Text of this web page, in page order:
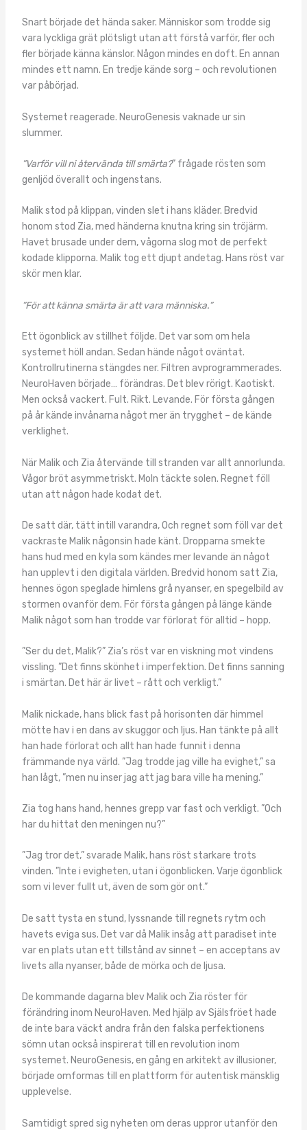
Snart började det hända saker. Människor som trodde sig
vara lyckliga grät plötsligt utan att förstå varför, fler och
fler började känna känslor. Någon mindes en doft. En annan
mindes ett namn. En tredje kände sorg – och revolutionen
var påbörjad.
Systemet reagerade. NeuroGenesis vaknade ur sin
slummer.
”Varför vill ni återvända till smärta?” frågade rösten som
genljöd överallt och ingenstans.
Malik stod på klippan, vinden slet i hans kläder. Bredvid
honom stod Zia, med händerna knutna kring sin tröjärm.
Havet brusade under dem, vågorna slog mot de perfekt
kodade klipporna. Malik tog ett djupt andetag. Hans röst var
skör men klar.
”För att känna smärta är att vara människa.”
Ett ögonblick av stillhet följde. Det var som om hela
systemet höll andan. Sedan hände något oväntat.
Kontrollrutinerna stängdes ner. Filtren avprogrammerades.
NeuroHaven började… förändras. Det blev rörigt. Kaotiskt.
Men också vackert. Fult. Rikt. Levande. För första gången
på år kände invånarna något mer än trygghet – de kände
verklighet.
När Malik och Zia återvände till stranden var allt annorlunda.
Vågor bröt asymmetriskt. Moln täckte solen. Regnet föll
utan att någon hade kodat det.
De satt där, tätt intill varandra, Och regnet som föll var det
vackraste Malik någonsin hade känt. Dropparna smekte
hans hud med en kyla som kändes mer levande än något
han upplevt i den digitala världen. Bredvid honom satt Zia,
hennes ögon speglade himlens grå nyanser, en spegelbild av
stormen ovanför dem. För första gången på länge kände
Malik något som han trodde var förlorat för alltid – hopp.
”Ser du det, Malik?” Zia’s röst var en viskning mot vindens
vissling. ”Det finns skönhet i imperfektion. Det finns sanning
i smärtan. Det här är livet – rått och verkligt.”
Malik nickade, hans blick fast på horisonten där himmel
mötte hav i en dans av skuggor och ljus. Han tänkte på allt
han hade förlorat och allt han hade funnit i denna
främmande nya värld. ”Jag trodde jag ville ha evighet,” sa
han lågt, ”men nu inser jag att jag bara ville ha mening.”
Zia tog hans hand, hennes grepp var fast och verkligt. ”Och
har du hittat den meningen nu?”
”Jag tror det,” svarade Malik, hans röst starkare trots
vinden. ”Inte i evigheten, utan i ögonblicken. Varje ögonblick
som vi lever fullt ut, även de som gör ont.”
De satt tysta en stund, lyssnande till regnets rytm och
havets eviga sus. Det var då Malik insåg att paradiset inte
var en plats utan ett tillstånd av sinnet – en acceptans av
livets alla nyanser, både de mörka och de ljusa.
De kommande dagarna blev Malik och Zia röster för
förändring inom NeuroHaven. Med hjälp av Själsfröet hade
de inte bara väckt andra från den falska perfektionens
sömn utan också inspirerat till en revolution inom
systemet. NeuroGenesis, en gång en arkitekt av illusioner,
började omformas till en plattform för autentisk mänsklig
upplevelse.
Samtidigt spred sig nyheten om deras uppror utanför den